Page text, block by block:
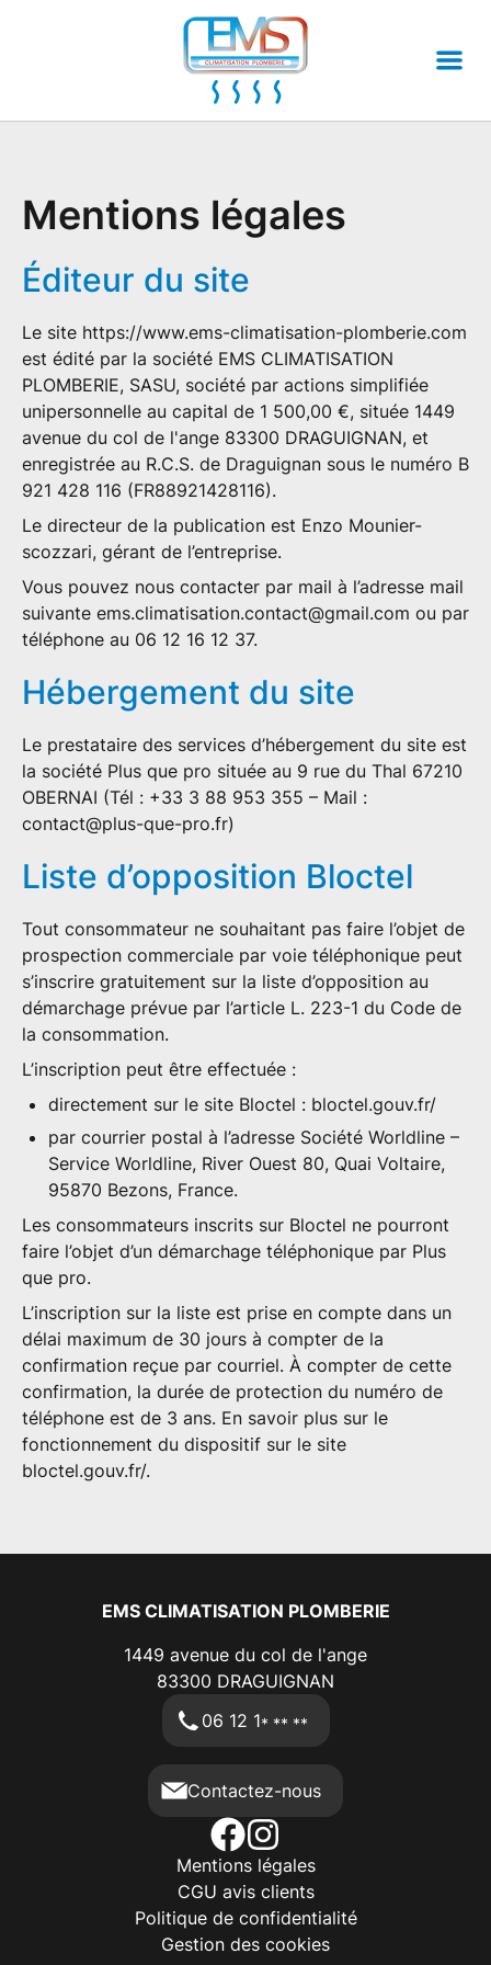
Dépannage de climatisation
Autres prestations
Rénovation de salles de bains
Dépannage plomberie
Installation plomberie
Installation de chauffe-eau
L'entreprise
Label MEF
Qui sommes-nous
Nos réalisations
Actualités
Avis clients
Mentions légales
Éditeur du site
Le site https://www.ems-climatisation-plomberie.com
est édité par la société EMS CLIMATISATION
PLOMBERIE, SASU, société par actions simplifiée
unipersonnelle au capital de 1 500,00 €, située 1449
avenue du col de l'ange 83300 DRAGUIGNAN, et
enregistrée au R.C.S. de Draguignan sous le numéro B
921 428 116 (FR88921428116).
Le directeur de la publication est Enzo Mounier-
scozzari, gérant de l’entreprise.
Vous pouvez nous contacter par mail à l’adresse mail
suivante ems.climatisation.contact@gmail.com ou par
téléphone au 06 12 16 12 37.
Hébergement du site
Le prestataire des services d’hébergement du site est
la société Plus que pro située au 9 rue du Thal 67210
OBERNAI (Tél : +33 3 88 953 355 – Mail :
contact@plus-que-pro.fr)
Liste d’opposition Bloctel
Tout consommateur ne souhaitant pas faire l’objet de
prospection commerciale par voie téléphonique peut
s’inscrire gratuitement sur la liste d’opposition au
démarchage prévue par l’article L. 223-1 du Code de
la consommation.
L’inscription peut être effectuée :
directement sur le site Bloctel : bloctel.gouv.fr/
par courrier postal à l’adresse Société Worldline –
Service Worldline, River Ouest 80, Quai Voltaire,
95870 Bezons, France.
Les consommateurs inscrits sur Bloctel ne pourront
faire l’objet d’un démarchage téléphonique par Plus
que pro.
L’inscription sur la liste est prise en compte dans un
délai maximum de 30 jours à compter de la
confirmation reçue par courriel. À compter de cette
confirmation, la durée de protection du numéro de
téléphone est de 3 ans. En savoir plus sur le
fonctionnement du dispositif sur le site
bloctel.gouv.fr/.
EMS CLIMATISATION PLOMBERIE
1449 avenue du col de l'ange
83300 DRAGUIGNAN
06 12 1* ** **
Contactez-nous
Mentions légales
CGU avis clients
Politique de confidentialité
Gestion des cookies